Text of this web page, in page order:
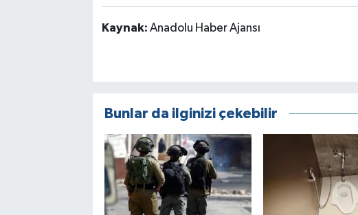
Kaynak: Anadolu Haber Ajansı
Bunlar da ilginizi çekebilir